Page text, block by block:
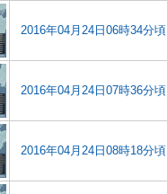
2016年04月24日06時34分頃
2016年04月24日07時36分頃
2016年04月24日08時18分頃